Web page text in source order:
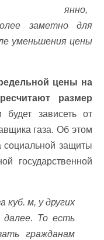
янно,
заметно для
уменьшения цены
цены на
размер
зависеть от
газа. Об этом
социальной защиты
государственной
куб. м, у других
То есть
гражданам